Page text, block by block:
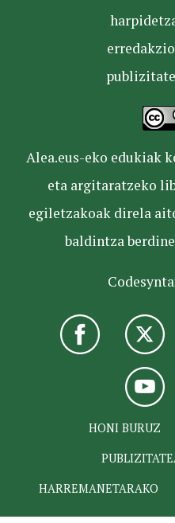
Alea.eus-eko edukiak
eta argitaratzeko
egiletzakoak direla
baldintza
HONI BURUZ
HARREMANETARAKO